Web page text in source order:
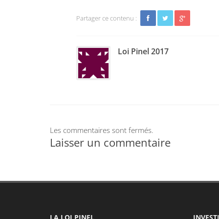
Partager ce contenu :
Loi Pinel 2017
Les commentaires sont fermés.
Laisser un commentaire